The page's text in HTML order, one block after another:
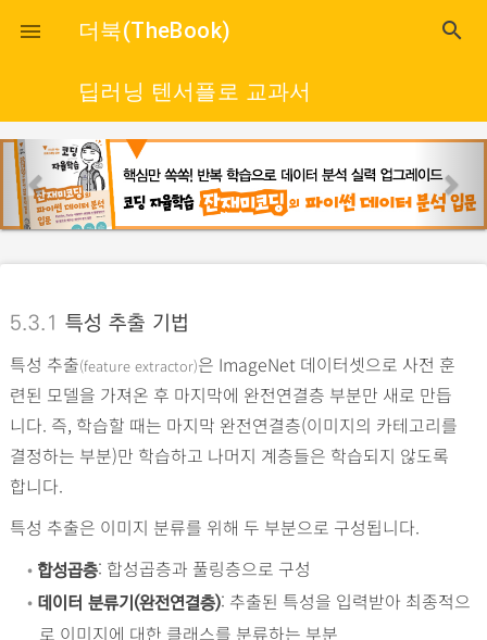
close
 더북(TheBook) search
딥러닝 텐서플로 교과서
p
r
e
u
s
e
x
5.3.1 특성 추출 기법
특성 추출(feature extractor)은 ImageNet 데이터셋으로 사전 훈
련된 모델을 가져온 후 마지막에 완전연결층 부분만 새로 만듭
니다. 즉, 학습할 때는 마지막 완전연결층(이미지의 카테고리를
결정하는 부분)만 학습하고 나머지 계층들은 학습되지 않도록
합니다.
특성 추출은 이미지 분류를 위해 두 부분으로 구성됩니다.
• 합성곱층: 합성곱층과 풀링층으로 구성
• 데이터 분류기(완전연결층): 추출된 특성을 입력받아 최종적으
로 이미지에 대한 클래스를 분류하는 부분